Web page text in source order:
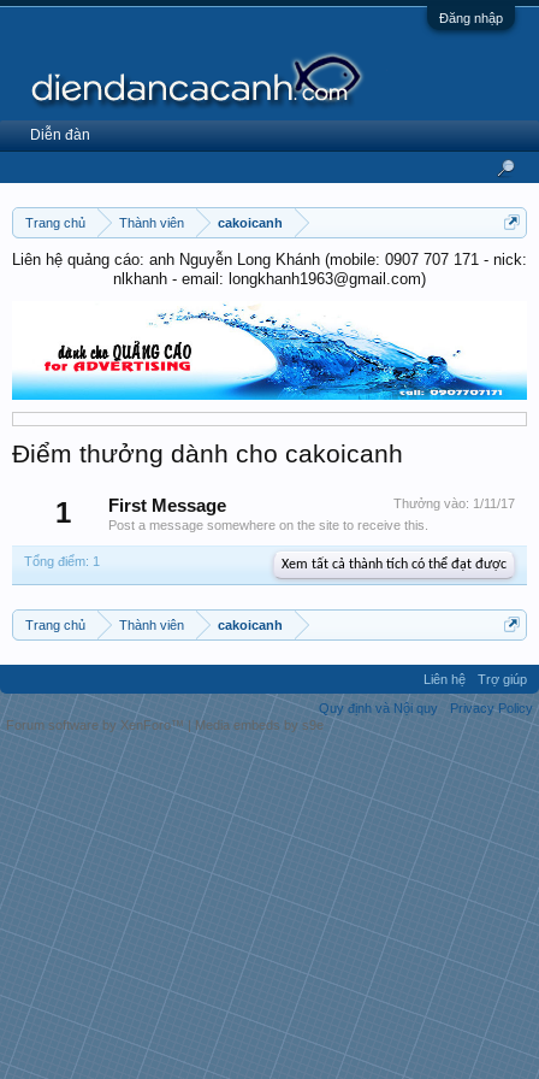
Đăng nhập
Trang chủ Thành viên cakoicanh
Liên hệ quảng cáo: anh Nguyễn Long Khánh (mobile: 0907 707 171 - nick:
nlkhanh - email: longkhanh1963@gmail.com)
Điểm thưởng dành cho cakoicanh
1 Thưởng vào: 1/11/17
First Message
Post a message somewhere on the site to receive this.
Tổng điểm: 1 Xem tất cả thành tích có thể đạt được
Trang chủ Thành viên cakoicanh
Diễn đàn
Liên hệ
Trợ giúp
Quy định và Nội quy
Privacy Policy
Forum software by XenForo™ | Media embeds by s9e